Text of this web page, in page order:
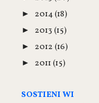
► 2014(18)
► 2013 (15)
► 2012 (16)
► 2011 (15)
SOSTIENI WI